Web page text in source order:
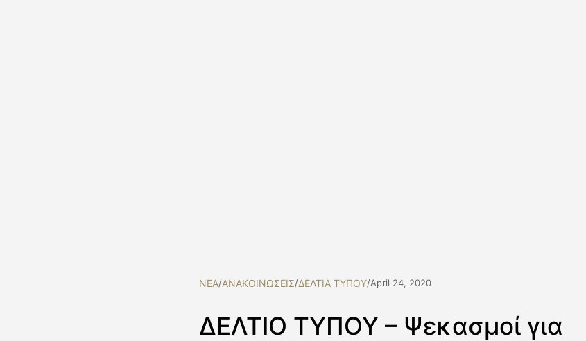
NEA/ΑΝΑΚΟΙΝΩΣΕΙΣ/ΔΕΛΤΙΑ ΤΥΠΟΥ/April 24, 2020
ΔΕΛΤΙΟ ΤΥΠΟΥ – Ψεκασμοί για